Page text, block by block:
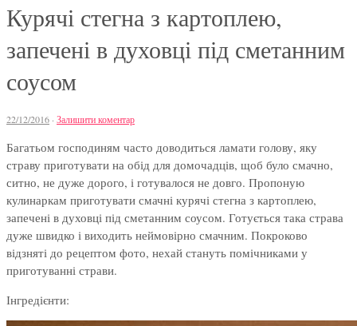
Курячі стегна з картоплею,
запечені в духовці під сметанним
соусом
22/12/2016 · Залишити коментар
Багатьом господиням часто доводиться ламати голову, яку
страву приготувати на обід для домочадців, щоб було смачно,
ситно, не дуже дорого, і готувалося не довго. Пропоную
кулинаркам приготувати смачні курячі стегна з картоплею,
запечені в духовці під сметанним соусом. Готується така страва
дуже швидко і виходить неймовірно смачним. Покроково
відзняті до рецептом фото, нехай стануть помічниками у
приготуванні страви.
Інгредієнти: